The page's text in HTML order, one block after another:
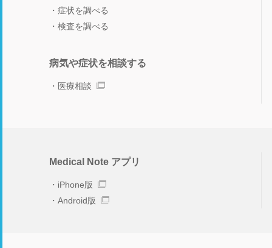
症状を調べる
検査を調べる
病気や症状を相談する
医療相談
Medical Note アプリ
iPhone版
Android版